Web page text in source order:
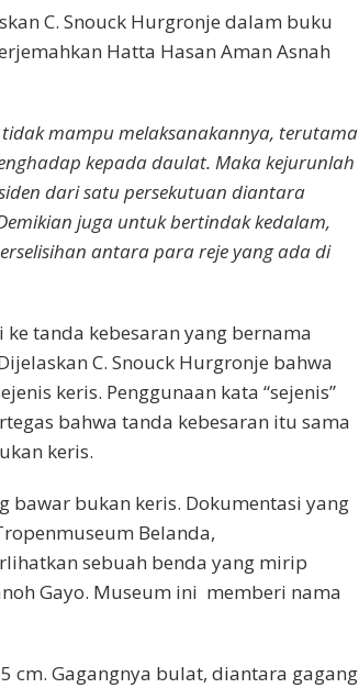
C. Snouck Hurgronje dalam buku
Hatta Hasan Aman Asnah
tidak mampu melaksanakannya, terutama
kepada daulat. Maka kejurunlah
dari satu persekutuan diantara
juga untuk bertindak kedalam,
antara para reje yang ada di
ke tanda kebesaran yang bernama
C. Snouck Hurgronje bahwa
keris. Penggunaan kata “sejenis”
bahwa tanda kebesaran itu sama
keris.
bawar bukan keris. Dokumentasi yang
Belanda,
sebuah benda yang mirip
Gayo. Museum ini memberi nama
cm. Gagangnya bulat, diantara gagang